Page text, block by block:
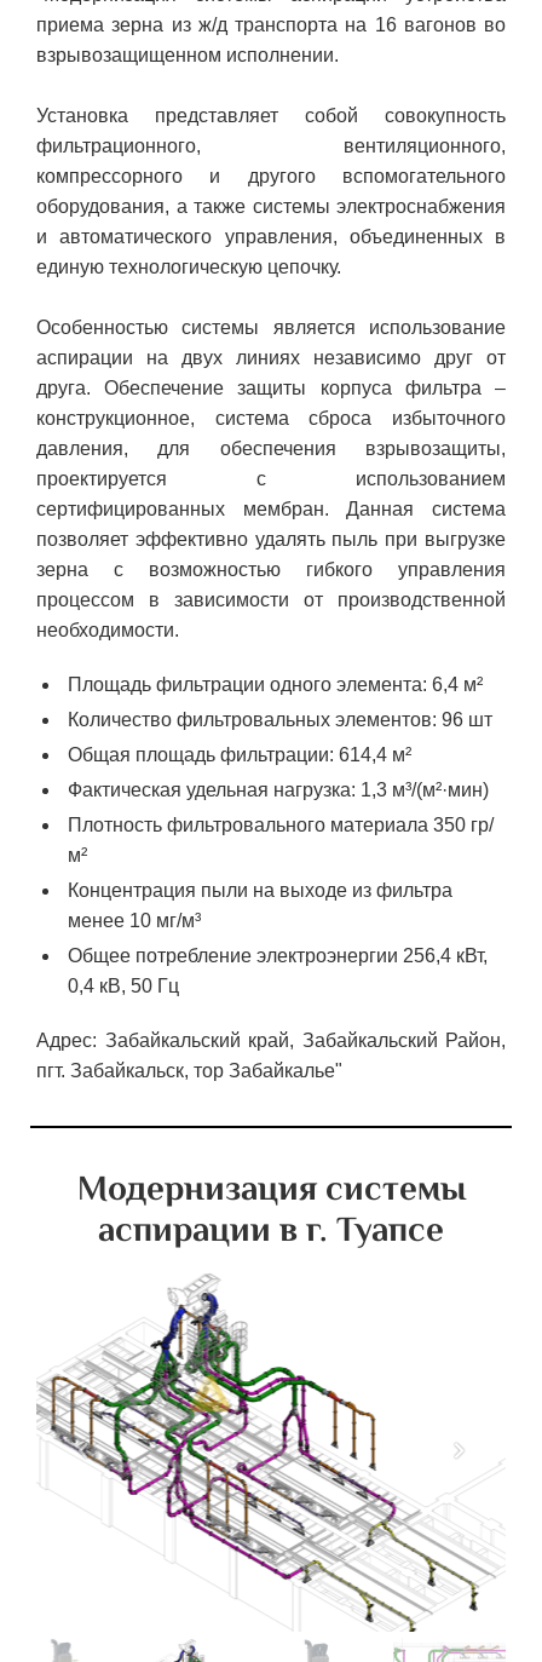
приема зерна из ж/д транспорта на 16 вагонов во
взрывозащищенном исполнении.
Установка представляет собой совокупность
фильтрационного, вентиляционного,
компрессорного и другого вспомогательного
оборудования, а также системы электроснабжения
и автоматического управления, объединенных в
единую технологическую цепочку.
Особенностью системы является использование
аспирации на двух линиях независимо друг от
друга. Обеспечение защиты корпуса фильтра –
конструкционное, система сброса избыточного
давления, для обеспечения взрывозащиты,
проектируется с использованием
сертифицированных мембран. Данная система
позволяет эффективно удалять пыль при выгрузке
зерна с возможностью гибкого управления
процессом в зависимости от производственной
необходимости.
Площадь фильтрации одного элемента: 6,4 м²
Количество фильтровальных элементов: 96 шт
Общая площадь фильтрации: 614,4 м²
Фактическая удельная нагрузка: 1,3 м³/(м²·мин)
Плотность фильтровального материала 350 гр/
м²
Концентрация пыли на выходе из фильтра
менее 10 мг/м³
Общее потребление электроэнергии 256,4 кВт,
0,4 кВ, 50 Гц
Адрес: Забайкальский край, Забайкальский Район,
пгт. Забайкальск, тор Забайкалье"
Модернизация системы
аспирации в г. Туапсе